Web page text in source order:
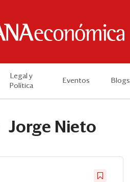
Legal y
Política
Eventos Blogs
Jorge Nieto